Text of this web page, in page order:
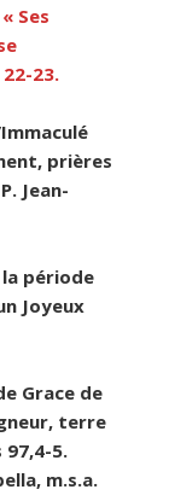
Ses
23.
prières
Jean-
période
Joyeux
Grace de
terre
97,4-5.
m.s.a.